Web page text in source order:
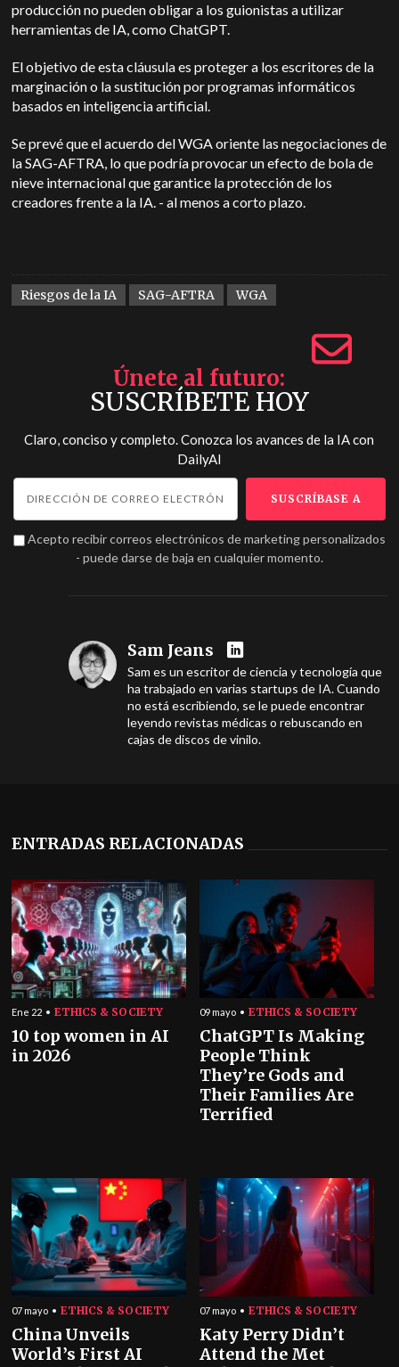
producción no pueden obligar a los guionistas a utilizar
herramientas de IA, como ChatGPT.
El objetivo de esta cláusula es proteger a los escritores de la
marginación o la sustitución por programas informáticos
basados en inteligencia artificial.
Se prevé que el acuerdo del WGA oriente las negociaciones de
la SAG-AFTRA, lo que podría provocar un efecto de bola de
nieve internacional que garantice la protección de los
creadores frente a la IA. - al menos a corto plazo.
Riesgos de la IA SAG-AFTRA WGA
Únete al futuro
SUSCRÍBETE HOY
Claro, conciso y completo. Conozca los avances de la IA con
DailyAI
Acepto recibir correos electrónicos de marketing personalizados
- puede darse de baja en cualquier momento.
Sam Jeans
Sam es un escritor de ciencia y tecnología que
ha trabajado en varias startups de IA. Cuando
no está escribiendo, se le puede encontrar
leyendo revistas médicas o rebuscando en
cajas de discos de vinilo.
ENTRADAS RELACIONADAS
Ene 22 ETHICS & SOCIETY
10 top women in AI
in 2026
09 mayo ETHICS & SOCIETY
ChatGPT Is Making
People Think
They’re Gods and
Their Families Are
Terrified
07 mayo ETHICS & SOCIETY
China Unveils
World’s First AI
07 mayo ETHICS & SOCIETY
Katy Perry Didn’t
Attend the Met